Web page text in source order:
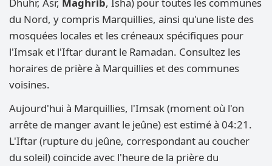
Dhuhr, Asr, Maghrib, Isha) pour toutes les communes
du Nord, y compris Marquillies, ainsi qu'une liste des
mosquées locales et les créneaux spécifiques pour
l'Imsak et l'Iftar durant le Ramadan. Consultez les
horaires de prière à Marquillies et des communes
voisines.
Aujourd'hui à Marquillies, l'Imsak (moment où l'on
arrête de manger avant le jeûne) est estimé à 04:21.
L'Iftar (rupture du jeûne, correspondant au coucher
du soleil) coïncide avec l'heure de la prière du